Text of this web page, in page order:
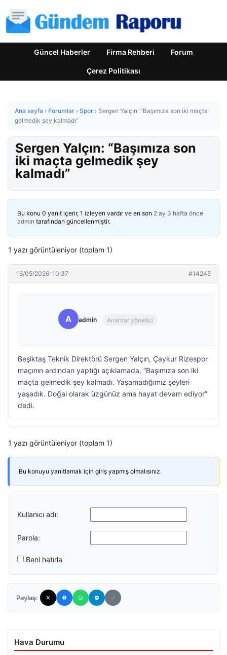
Güncel Haberler Firma Rehberi Forum
Çerez Politikası
Ana sayfa › Forumlar › Spor › Sergen Yalçın: “Başımıza son iki maçta
gelmedik şey kalmadı”
Sergen Yalçın: “Başımıza son
iki maçta gelmedik şey
kalmadı”
Bu konu 0 yanıt içerir, 1 izleyen vardır ve en son 2 ay 3 hafta önce
admin tarafından güncellenmiştir.
1 yazı görüntüleniyor (toplam 1)
16/05/2026: 10:37 #14245
A admin Anahtar yönetici
Beşiktaş Teknik Direktörü Sergen Yalçın, Çaykur Rizespor
maçının ardından yaptığı açıklamada, “Başımıza son iki
maçta gelmedik şey kalmadı. Yaşamadığımız şeyleri
yaşadık. Doğal olarak üzgünüz ama hayat devam ediyor”
dedi.
1 yazı görüntüleniyor (toplam 1)
Bu konuyu yanıtlamak için giriş yapmış olmalısınız.
Kullanıcı adı:
Parola:
Beni hatırla
Paylaş:
Hava Durumu